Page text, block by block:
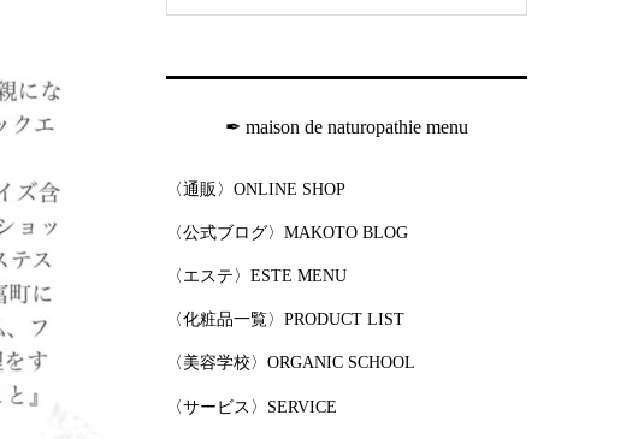
✒︎ maison de naturopathie menu
〈通販〉ONLINE SHOP
〈公式ブログ〉MAKOTO BLOG
〈エステ〉ESTE MENU
〈化粧品一覧〉PRODUCT LIST
〈美容学校〉ORGANIC SCHOOL
〈サービス〉SERVICE